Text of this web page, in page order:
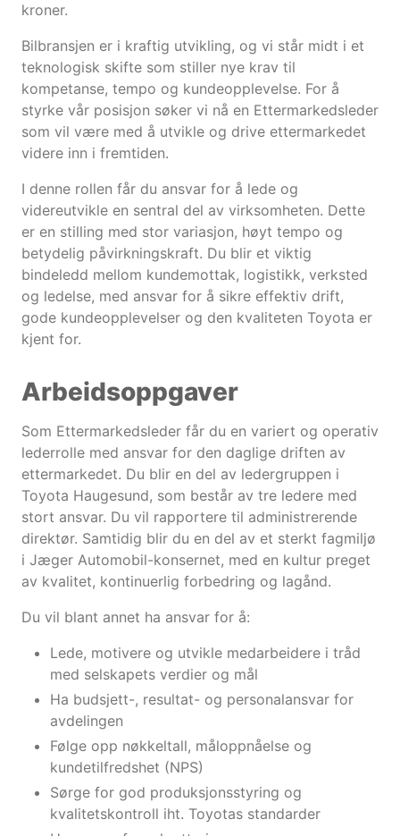
kroner.
Bilbransjen er i kraftig utvikling, og vi står midt i et
teknologisk skifte som stiller nye krav til
kompetanse, tempo og kundeopplevelse. For å
styrke vår posisjon søker vi nå en Ettermarkedsleder
som vil være med å utvikle og drive ettermarkedet
videre inn i fremtiden.
I denne rollen får du ansvar for å lede og
videreutvikle en sentral del av virksomheten. Dette
er en stilling med stor variasjon, høyt tempo og
betydelig påvirkningskraft. Du blir et viktig
bindeledd mellom kundemottak, logistikk, verksted
og ledelse, med ansvar for å sikre effektiv drift,
gode kundeopplevelser og den kvaliteten Toyota er
kjent for.
Arbeidsoppgaver
Som Ettermarkedsleder får du en variert og operativ
lederrolle med ansvar for den daglige driften av
ettermarkedet. Du blir en del av ledergruppen i
Toyota Haugesund, som består av tre ledere med
stort ansvar. Du vil rapportere til administrerende
direktør. Samtidig blir du en del av et sterkt fagmiljø
i Jæger Automobil-konsernet, med en kultur preget
av kvalitet, kontinuerlig forbedring og lagånd.
Du vil blant annet ha ansvar for å:
Lede, motivere og utvikle medarbeidere i tråd
med selskapets verdier og mål
Ha budsjett-, resultat- og personalansvar for
avdelingen
Følge opp nøkkeltall, måloppnåelse og
kundetilfredshet (NPS)
Sørge for god produksjonsstyring og
kvalitetskontroll iht. Toyotas standarder